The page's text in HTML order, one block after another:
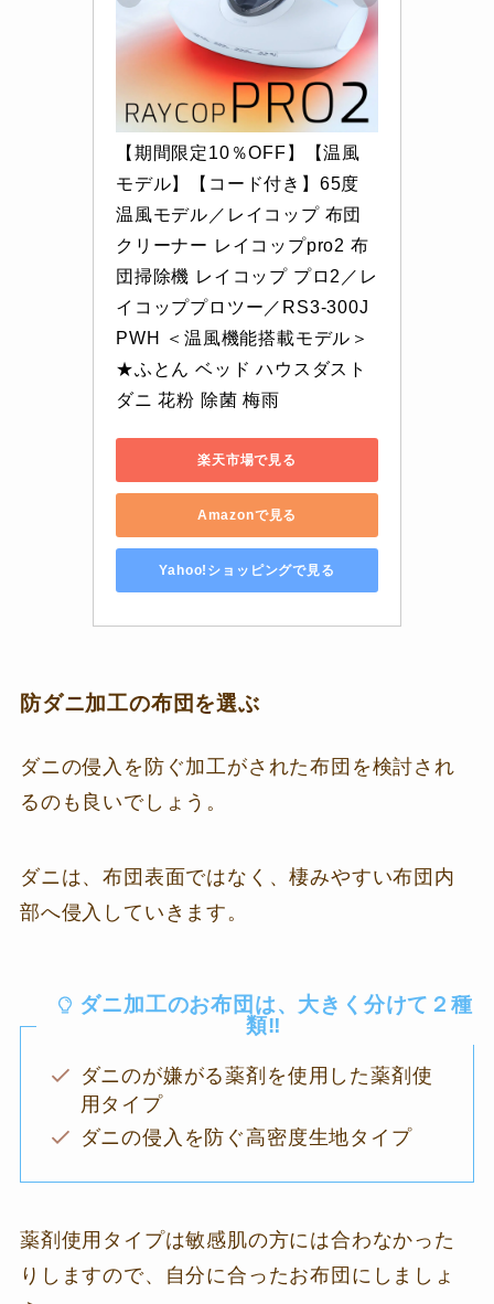
【期間限定10％OFF】【温風
モデル】【コード付き】65度
温風モデル／レイコップ 布団
クリーナー レイコップpro2 布
団掃除機 レイコップ プロ2／レ
イコッププロツー／RS3-300J
PWH ＜温風機能搭載モデル＞
★ふとん ベッド ハウスダスト
ダニ 花粉 除菌 梅雨
楽天市場で見る
Amazonで見る
Yahoo!ショッピングで見る
防ダニ加工の布団を選ぶ
ダニの侵入を防ぐ加工がされた布団を検討され
るのも良いでしょう。
ダニは、布団表面ではなく、棲みやすい布団内
部へ侵入していきます。
ダニ加工のお布団は、大きく分けて２種
類‼
ダニのが嫌がる薬剤を使用した薬剤使
用タイプ
ダニの侵入を防ぐ高密度生地タイプ
薬剤使用タイプは敏感肌の方には合わなかった
りしますので、自分に合ったお布団にしましょ